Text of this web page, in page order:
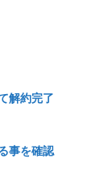
解約完了
事を確認